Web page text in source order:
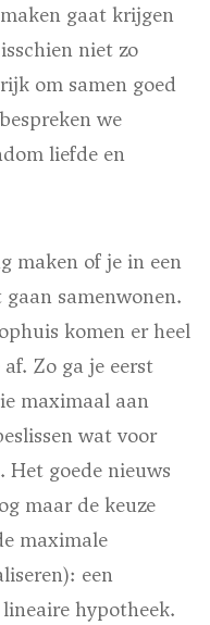
gaat krijgen
niet zo
om samen goed
we
liefde en
maken of je in een
samenwonen.
komen er heel
Zo ga je eerst
maximaal aan
wat voor
goede nieuws
maar de keuze
maximale
een
hypotheek.